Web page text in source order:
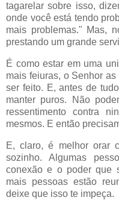
tagarelar sobre isso,
onde você está tendo
mais problemas." Mas,
prestando um grande
É como estar em uma
mais feiuras, o Senhor
ser feito. E, antes de
manter puros. Não
ressentimento contra
mesmos. E então
E, claro, é melhor orar
sozinho. Algumas
conexão e o poder que
mais pessoas estão
deixe que isso te impeça.